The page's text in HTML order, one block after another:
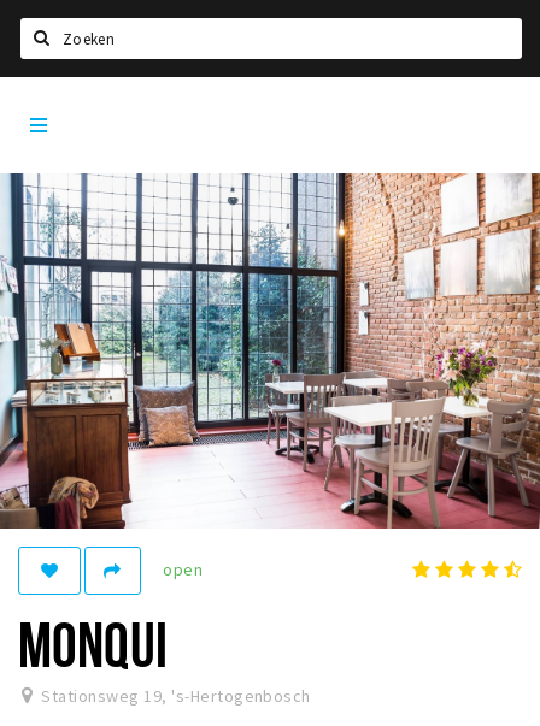
Home
Agenda
Deals
Party pics
Nieuws, interviews & blogs
Eten
Drinken
Slapen
Recreatief
Winkels
Winkelgebieden
Bezienswaardigheden
Musea, theaters & podia
App
open
MONQUI
Stationsweg 19, 's-Hertogenbosch